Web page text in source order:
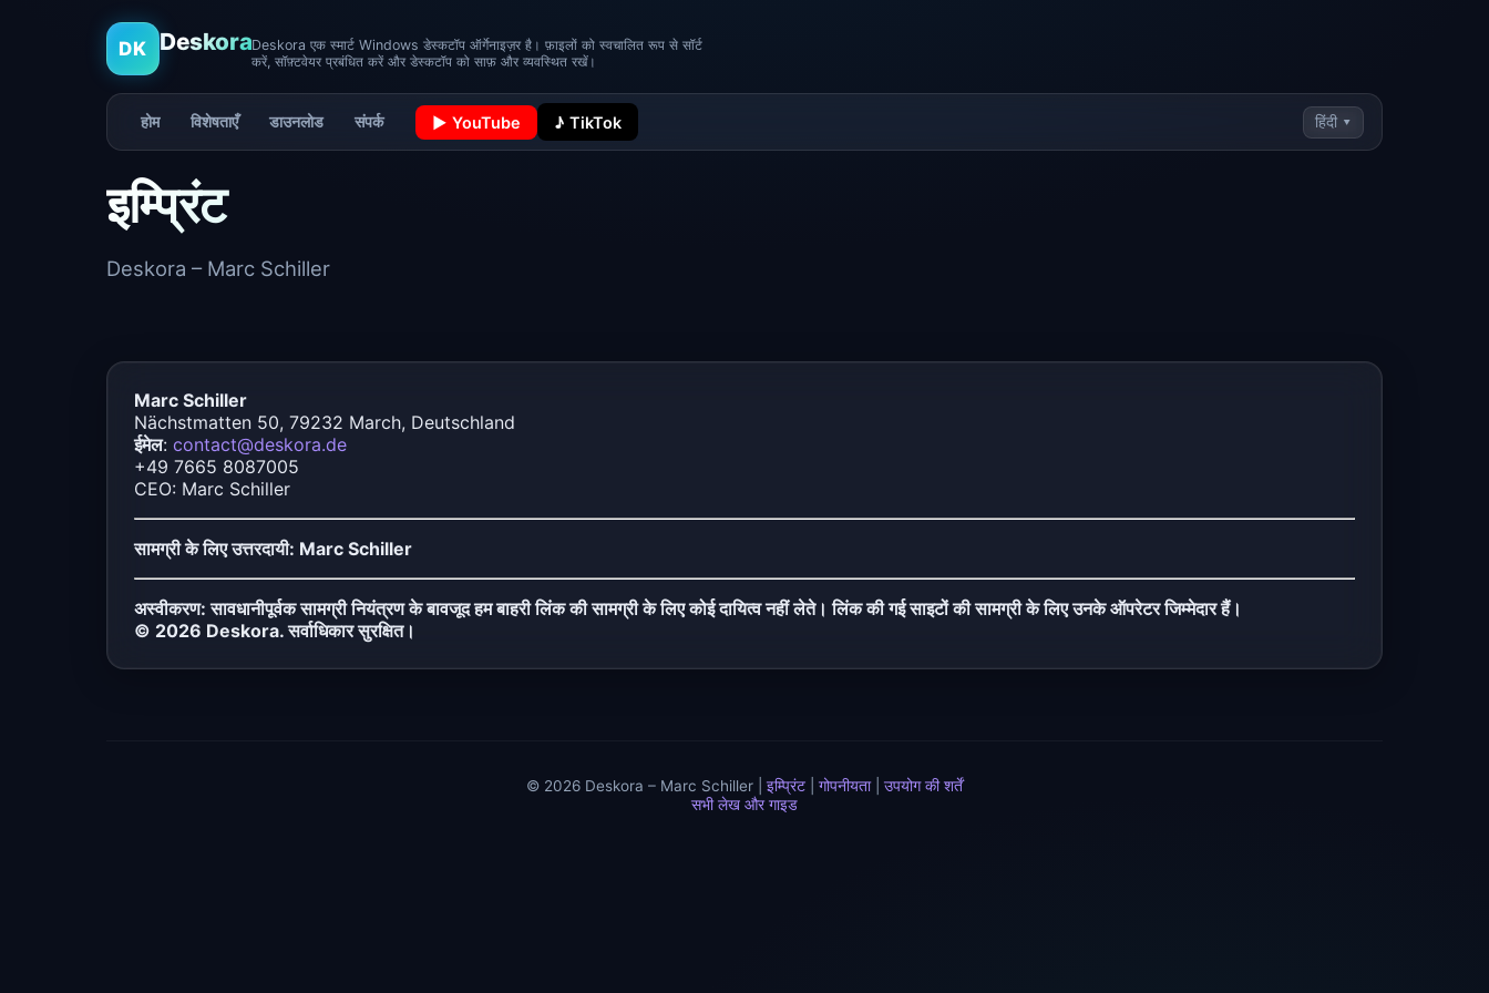
DK DeskoraDeskora एक स्मार्ट Windows डेस्कटॉप ऑर्गेनाइज़र है। फ़ाइलों को स्वचालित रूप से सॉर्ट
करें, सॉफ़्टवेयर प्रबंधित करें और डेस्कटॉप को साफ़ और व्यवस्थित रखें।
होम विशेषताएँ डाउनलोड संपर्क ▶ YouTube ♪ TikTok हिंदी ▾
इम्प्रिंट
Deskora – Marc Schiller
Marc Schiller
Nächstmatten 50, 79232 March, Deutschland
ईमेल: contact@deskora.de
+49 7665 8087005
CEO: Marc Schiller
सामग्री के लिए उत्तरदायी: Marc Schiller
अस्वीकरण: सावधानीपूर्वक सामग्री नियंत्रण के बावजूद हम बाहरी लिंक की सामग्री के लिए कोई दायित्व नहीं लेते। लिंक की गई साइटों की सामग्री के लिए उनके ऑपरेटर जिम्मेदार हैं।
© 2026 Deskora. सर्वाधिकार सुरक्षित।
© 2026 Deskora – Marc Schiller | इम्प्रिंट गोपनीयता| उपयोग की शर्तें
सभी लेख और गाइड